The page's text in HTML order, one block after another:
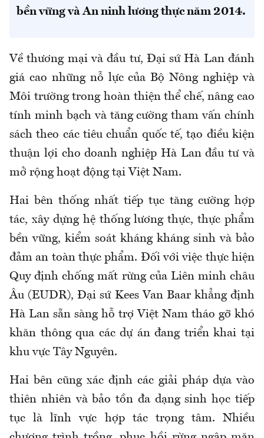
bền vững và An ninh lương thực năm 2014.
Về thương mại và đầu tư, Đại sứ Hà Lan đánh
giá cao những nỗ lực của Bộ Nông nghiệp và
Môi trường trong hoàn thiện thể chế, nâng cao
tính minh bạch và tăng cường tham vấn chính
sách theo các tiêu chuẩn quốc tế, tạo điều kiện
thuận lợi cho doanh nghiệp Hà Lan đầu tư và
mở rộng hoạt động tại Việt Nam.
Hai bên thống nhất tiếp tục tăng cường hợp
tác, xây dựng hệ thống lương thực, thực phẩm
bền vững, kiểm soát kháng kháng sinh và bảo
đảm an toàn thực phẩm. Đối với việc thực hiện
Quy định chống mất rừng của Liên minh châu
Âu (EUDR), Đại sứ Kees Van Baar khẳng định
Hà Lan sẵn sàng hỗ trợ Việt Nam tháo gỡ khó
khăn thông qua các dự án đang triển khai tại
khu vực Tây Nguyên.
Hai bên cũng xác định các giải pháp dựa vào
thiên nhiên và bảo tồn đa dạng sinh học tiếp
tục là lĩnh vực hợp tác trọng tâm. Nhiều